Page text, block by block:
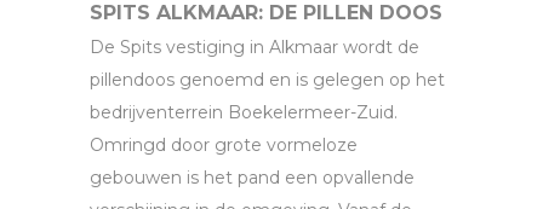
SPITS ALKMAAR: DE PILLEN DOOS
De Spits vestiging in Alkmaar wordt de
pillendoos genoemd en is gelegen op het
bedrijventerrein Boekelermeer-Zuid.
Omringd door grote vormeloze
gebouwen is het pand een opvallende